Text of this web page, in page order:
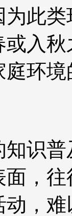
此
入
环
识
，
，